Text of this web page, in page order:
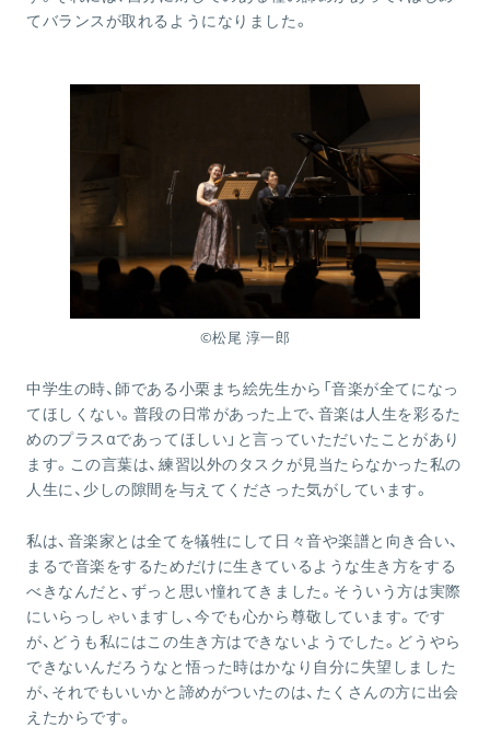
てバランスが取れるようになりました。
©︎松尾 淳一郎
中学生の時、師である小栗まち絵先生から「音楽が全てになっ
てほしくない。普段の日常があった上で、音楽は人生を彩るた
めのプラスαであってほしい」と言っていただいたことがあり
ます。この言葉は、練習以外のタスクが見当たらなかった私の
人生に、少しの隙間を与えてくださった気がしています。
私は、音楽家とは全てを犠牲にして日々音や楽譜と向き合い、
まるで音楽をするためだけに生きているような生き方をする
べきなんだと、ずっと思い憧れてきました。そういう方は実際
にいらっしゃいますし、今でも心から尊敬しています。です
が、どうも私にはこの生き方はできないようでした。どうやら
できないんだろうなと悟った時はかなり自分に失望しました
が、それでもいいかと諦めがついたのは、たくさんの方に出会
えたからです。